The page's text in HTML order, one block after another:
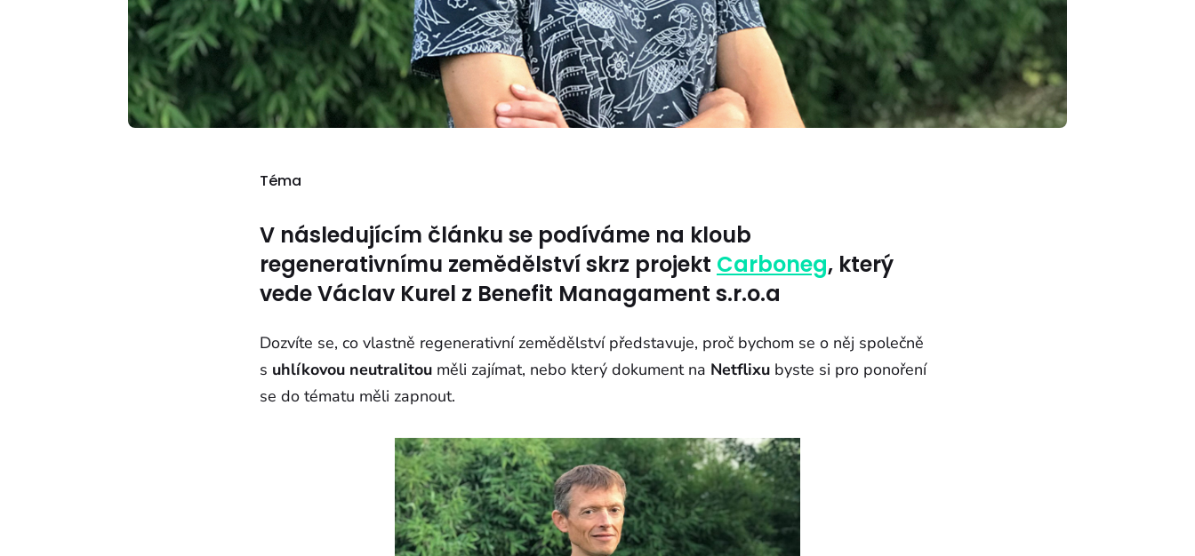
Téma
V následujícím článku se podíváme na kloub
regenerativnímu zemědělství skrz projekt Carboneg, který
vede Václav Kurel z Benefit Managament s.r.o.a
Dozvíte se, co vlastně regenerativní zemědělství představuje, proč bychom se o něj společně
s uhlíkovou neutralitou měli zajímat, nebo který dokument na Netflixu byste si pro ponoření
se do tématu měli zapnout.